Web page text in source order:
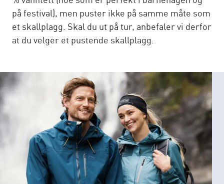
på festival), men puster ikke på samme måte som
et skallplagg. Skal du ut på tur, anbefaler vi derfor
at du velger et pustende skallplagg.